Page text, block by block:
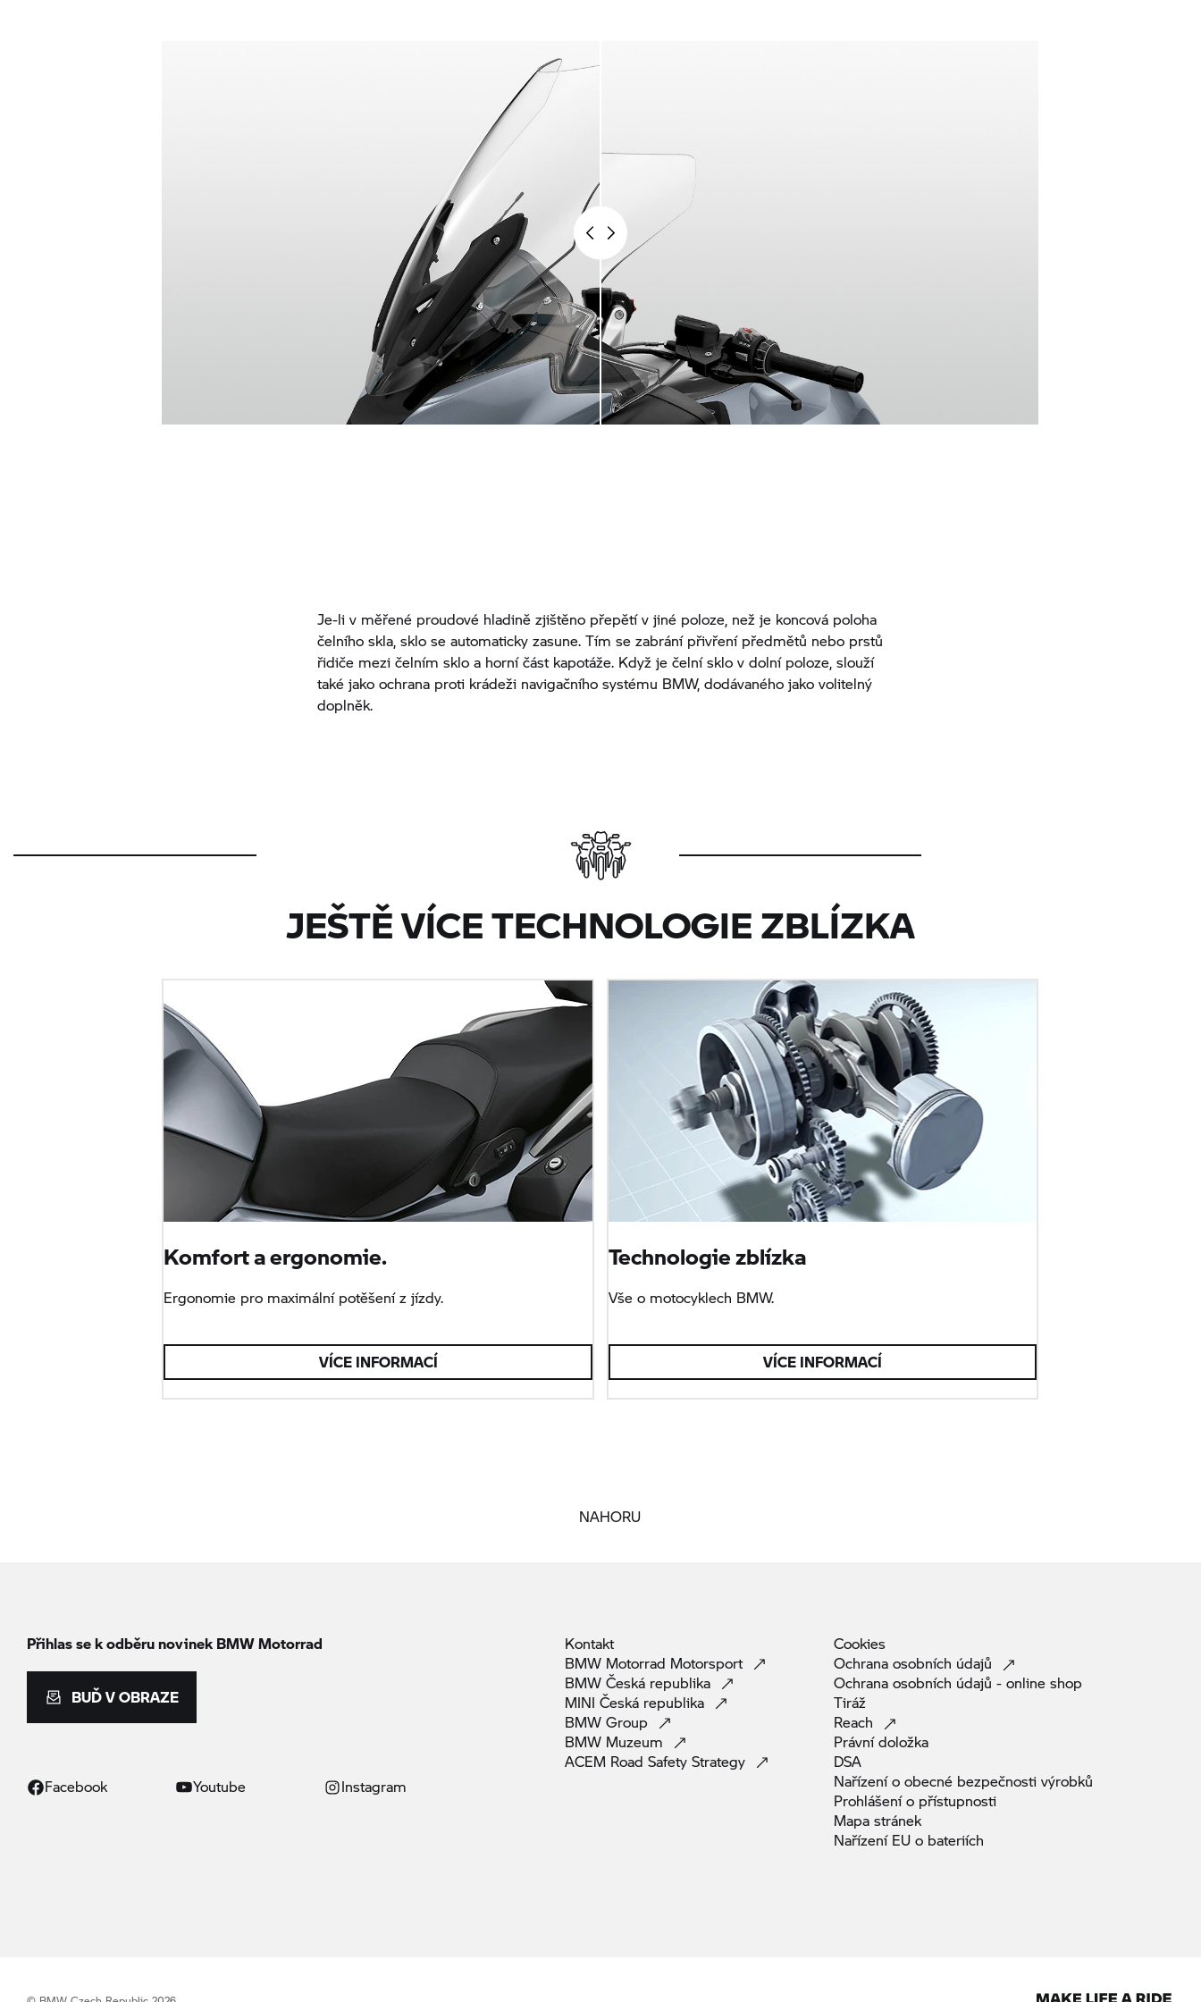
Je-li v měřené proudové hladině zjištěno přepětí v jiné poloze, než je koncová poloha
čelního skla, sklo se automaticky zasune. Tím se zabrání přivření předmětů nebo prstů
řidiče mezi čelním sklo a horní část kapotáže. Když je čelní sklo v dolní poloze, slouží
také jako ochrana proti krádeži navigačního systému BMW, dodávaného jako volitelný
doplněk.
JEŠTĚ VÍCE TECHNOLOGIE ZBLÍZKA
Komfort a ergonomie.
Ergonomie pro maximální potěšení z jízdy.
VÍCE INFORMACÍ
Technologie zblízka
Vše o motocyklech BMW.
VÍCE INFORMACÍ
NAHORU
Přihlas se k odběru novinek BMW Motorrad
BUĎ V OBRAZE
Facebook Youtube Instagram
Kontakt
BMW Motorrad Motorsport
BMW Česká republika
MINI Česká republika
BMW Group
BMW Muzeum
ACEM Road Safety Strategy
Cookies
Ochrana osobních údajů
Ochrana osobních údajů - online shop
Tiráž
Reach
Právnídoložka
DSA
Nařízení o obecné bezpečnosti výrobků
Prohlášení o přístupnosti
Mapa stránek
Nařízení EU o bateriích